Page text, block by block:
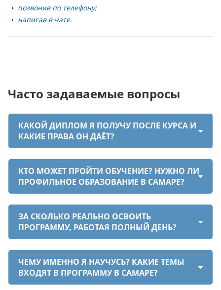
позвонив по телефону;
написав в чате.
Часто задаваемые вопросы
КАКОЙ ДИПЛОМ Я ПОЛУЧУ ПОСЛЕ КУРСА И
КАКИЕ ПРАВА ОН ДАЁТ?
КТО МОЖЕТ ПРОЙТИ ОБУЧЕНИЕ? НУЖНО ЛИ
ПРОФИЛЬНОЕ ОБРАЗОВАНИЕ В САМАРЕ?
ЗА СКОЛЬКО РЕАЛЬНО ОСВОИТЬ
ПРОГРАММУ, РАБОТАЯ ПОЛНЫЙ ДЕНЬ?
ЧЕМУ ИМЕННО Я НАУЧУСЬ? КАКИЕ ТЕМЫ
ВХОДЯТ В ПРОГРАММУ В САМАРЕ?